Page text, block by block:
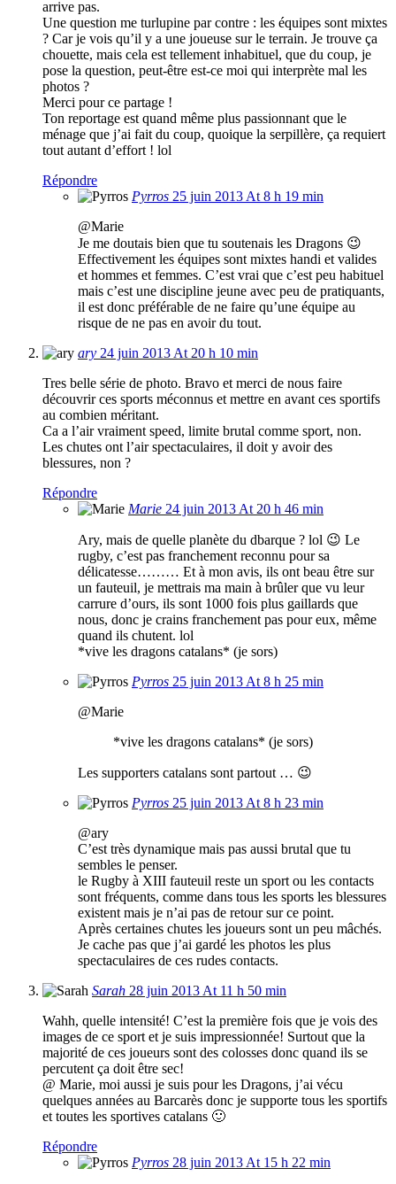
arrive pas.
Une question me turlupine par contre : les équipes sont mixtes
? Car je vois qu’il y a une joueuse sur le terrain. Je trouve ça
chouette, mais cela est tellement inhabituel, que du coup, je
pose la question, peut-être est-ce moi qui interprète mal les
photos ?
Merci pour ce partage !
Ton reportage est quand même plus passionnant que le
ménage que j’ai fait du coup, quoique la serpillère, ça requiert
tout autant d’effort ! lol
Répondre
Pyrros 25 juin 2013 At 8 h 19 min
@Marie
Je me doutais bien que tu soutenais les Dragons 😉
Effectivement les équipes sont mixtes handi et valides
et hommes et femmes. C’est vrai que c’est peu habituel
mais c’est une discipline jeune avec peu de pratiquants,
il est donc préférable de ne faire qu’une équipe au
risque de ne pas en avoir du tout.
ary 24 juin 2013 At 20 h 10 min
Tres belle série de photo. Bravo et merci de nous faire
découvrir ces sports méconnus et mettre en avant ces sportifs
au combien méritant.
Ca a l’air vraiment speed, limite brutal comme sport, non.
Les chutes ont l’air spectaculaires, il doit y avoir des
blessures, non ?
Répondre
Marie 24 juin 2013 At 20 h 46 min
Ary, mais de quelle planète du dbarque ? lol 😉 Le
rugby, c’est pas franchement reconnu pour sa
délicatesse……… Et à mon avis, ils ont beau être sur
un fauteuil, je mettrais ma main à brûler que vu leur
carrure d’ours, ils sont 1000 fois plus gaillards que
nous, donc je crains franchement pas pour eux, même
quand ils chutent. lol
*vive les dragons catalans* (je sors)
Pyrros 25 juin 2013 At 8 h 25 min
@Marie
*vive les dragons catalans* (je sors)
Les supporters catalans sont partout … 😉
Pyrros 25 juin 2013 At 8 h 23 min
@ary
C’est très dynamique mais pas aussi brutal que tu
sembles le penser.
le Rugby à XIII fauteuil reste un sport ou les contacts
sont fréquents, comme dans tous les sports les blessures
existent mais je n’ai pas de retour sur ce point.
Après certaines chutes les joueurs sont un peu mâchés.
Je cache pas que j’ai gardé les photos les plus
spectaculaires de ces rudes contacts.
Sarah 28 juin 2013 At 11 h 50 min
Wahh, quelle intensité! C’est la première fois que je vois des
images de ce sport et je suis impressionnée! Surtout que la
majorité de ces joueurs sont des colosses donc quand ils se
percutent ça doit être sec!
@ Marie, moi aussi je suis pour les Dragons, j’ai vécu
quelques années au Barcarès donc je supporte tous les sportifs
et toutes les sportives catalans 🙂
Répondre
Pyrros 28 juin 2013 At 15 h 22 min